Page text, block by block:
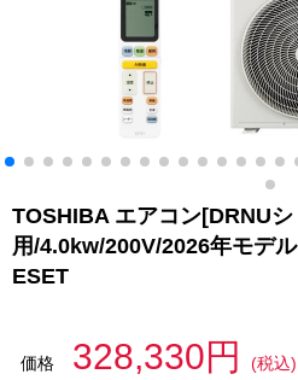
TOSHIBA エアコン[DRNU
用/4.0kw/200V/2026年モデ
ESET
価格 328,330円
(税込)